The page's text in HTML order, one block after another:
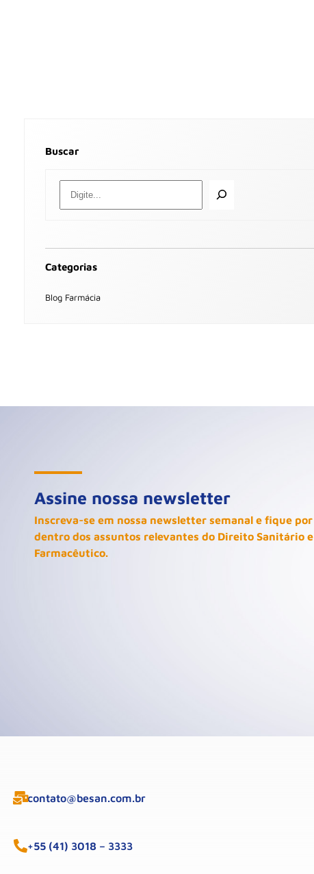
Buscar
Categorias
Blog Farmácia
Assine nossa newsletter
Inscreva-se em nossa newsletter semanal e fique por
dentro dos assuntos relevantes do Direito Sanitário e
Farmacêutico.
contato@besan.com.br
+55 (41) 3018 – 3333